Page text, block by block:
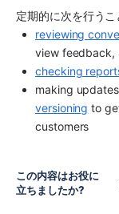
定期的に次を行うこ
reviewing
view feedback,
checking
versioning to
customers
この内容はお役に
立ちましたか?